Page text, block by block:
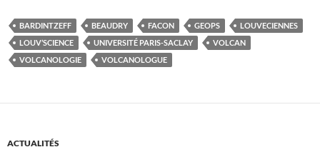
BARDINTZEFF BEAUDRY FACON GEOPS
LOUVECIENNES
LOUV’SCIENCE
UNIVERSITÉ PARIS-SACLAY
VOLCAN
VOLCANOLOGIE
VOLCANOLOGUE
ACTUALITÉS